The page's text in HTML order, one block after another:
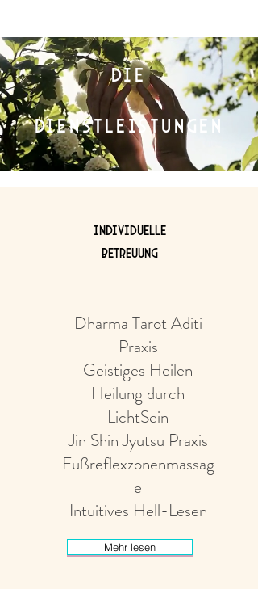
DIE
DIENSTLEISTUNGEN
individuelle
Betreuung
Dharma Tarot Aditi
Praxis
Geistiges Heilen
Heilung durch
LichtSein
Jin Shin Jyutsu Praxis
Fußreflexzonenmassag
e
Intuitives Hell-Lesen
Mehr lesen